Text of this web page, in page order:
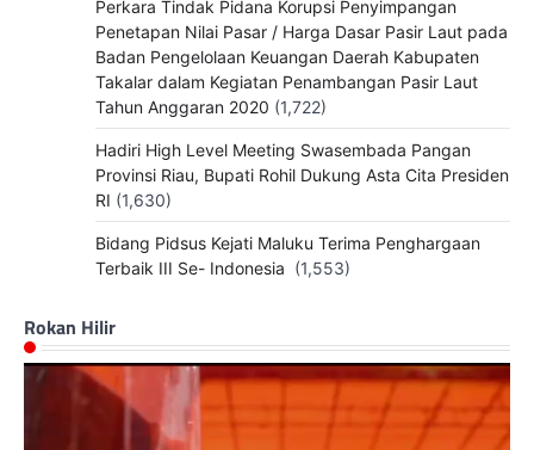
Perkara Tindak Pidana Korupsi Penyimpangan
Penetapan Nilai Pasar / Harga Dasar Pasir Laut pada
Badan Pengelolaan Keuangan Daerah Kabupaten
Takalar dalam Kegiatan Penambangan Pasir Laut
Tahun Anggaran 2020 (1,722)
Hadiri High Level Meeting Swasembada Pangan
Provinsi Riau, Bupati Rohil Dukung Asta Cita Presiden
RI (1,630)
Bidang Pidsus Kejati Maluku Terima Penghargaan
Terbaik III Se- Indonesia (1,553)
Rokan Hilir
Pemutar